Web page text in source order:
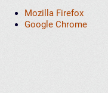
Mozilla Firefox
Google Chrome